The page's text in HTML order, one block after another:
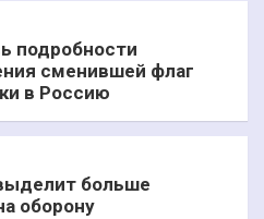
подробности
сменившей флаг
в Россию
больше
оборону